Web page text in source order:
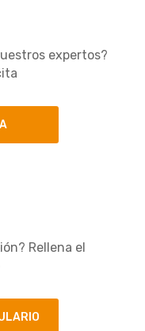
expertos?
Rellena el